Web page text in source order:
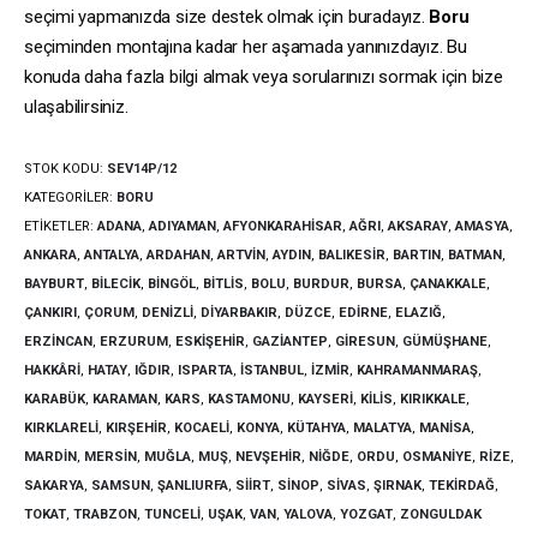
seçimi yapmanızda size destek olmak için buradayız. Boru
seçiminden montajına kadar her aşamada yanınızdayız. Bu
konuda daha fazla bilgi almak veya sorularınızı sormak için bize
ulaşabilirsiniz.
STOK KODU: SEV14P/12
KATEGORILER: BORU
ETIKETLER:ADANA,ADIYAMAN,AFYONKARAHISAR,AĞRI,AKSARAY,AMASYA,
ANKARA,ANTALYA,ARDAHAN,ARTVIN,AYDIN, BALIKESIR, BARTIN, BATMAN,
BAYBURT, BILECIK, BINGÖL, BITLIS, BOLU, BURDUR, BURSA, ÇANAKKALE,
ÇANKIRI, ÇORUM, DENIZLI, DIYARBAKIR, DÜZCE, EDIRNE, ELAZIĞ,
ERZINCAN, ERZURUM, ESKIŞEHIR, GAZIANTEP, GIRESUN, GÜMÜŞHANE,
HAKKÂRI, HATAY, IĞDIR, ISPARTA, İSTANBUL, İZMIR, KAHRAMANMARAŞ,
KARABÜK, KARAMAN, KARS, KASTAMONU, KAYSERI, KILIS, KIRIKKALE,
KIRKLARELI, KIRŞEHIR, KOCAELI, KONYA, KÜTAHYA, MALATYA, MANISA,
MARDIN, MERSIN, MUĞLA, MUŞ, NEVŞEHIR, NIĞDE, ORDU, OSMANIYE, RIZE,
SAKARYA, SAMSUN, ŞANLIURFA, SIIRT, SINOP, SIVAS, ŞIRNAK, TEKIRDAĞ,
TOKAT, TRABZON, TUNCELI, UŞAK, VAN, YALOVA, YOZGAT, ZONGULDAK